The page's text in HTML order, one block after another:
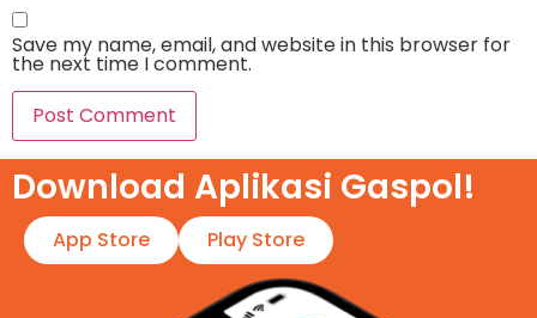
Save my name, email, and website in this browser for
the next time I comment.
Download Aplikasi Gaspol!​
App Store Play Store